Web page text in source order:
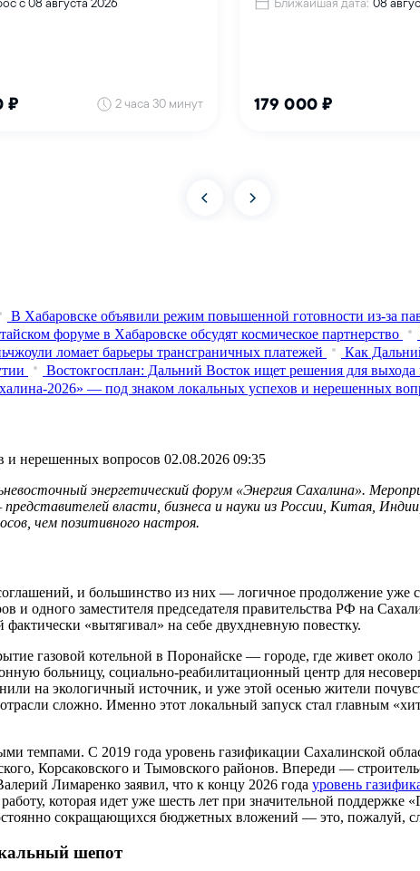
В Хабаровске объявили режим повышенной готовности из‑за
форуме в Хабаровске обсудят космическое партнерство
ломает барьеры трансграничных платежей
Как
Востокгосплан: Дальний Восток ищет решения для выхода
2026» — под знаком локальных успехов и нерешенных
и нерешенных вопросов 02.08.2026 09:35
энергетический форум «Энергия Сахалина».
представителей власти, бизнеса и науки из России, Китая,
чем позитивного настроя.
и большинство из них — логичное продолжение
и одного заместителя председателя правительства РФ на
«вытягивал» на себе двухдневную повестку.
газовой котельной в Поронайске — городе, где живет
больницу, социально-реабилитационный центр для
на экологичный источник, и уже этой осенью жители
сложно. Именно этот локальный запуск стал главным
темпами. С 2019 года уровень газификации Сахалинской
Корсаковского и Тымовского районов. Впереди —
Лимаренко заявил, что к концу 2026 года уровень
которая идет уже шесть лет при значительной поддержке
сокращающихся бюджетных вложений — это, пожалуй,
шепот